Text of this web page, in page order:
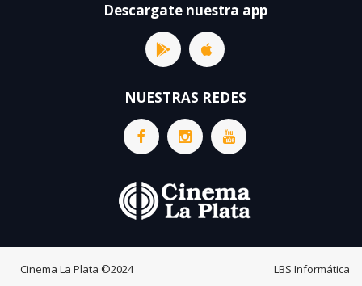
Descargate nuestra app
NUESTRAS REDES
Cinema La Plata ©2024 LBS Informática